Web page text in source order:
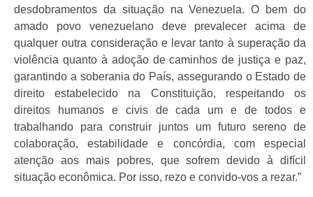
desdobramentos da situação na Venezuela. O bem do
amado povo venezuelano deve prevalecer acima de
qualquer outra consideração e levar tanto à superação da
violência quanto à adoção de caminhos de justiça e paz,
garantindo a soberania do País, assegurando o Estado de
direito estabelecido na Constituição, respeitando os
direitos humanos e civis de cada um e de todos e
trabalhando para construir juntos um futuro sereno de
colaboração, estabilidade e concórdia, com especial
atenção aos mais pobres, que sofrem devido à difícil
situação econômica. Por isso, rezo e convido-vos a rezar.”